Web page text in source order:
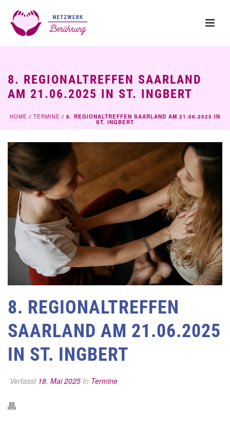
8. REGIONALTREFFEN SAARLAND
AM 21.06.2025 IN ST. INGBERT
HOME / TERMINE / 8. REGIONALTREFFEN SAARLAND AM 21.06.2025 IN
ST. INGBERT
8. REGIONALTREFFEN
SAARLAND AM 21.06.2025
IN ST. INGBERT
Verfasst 18. Mai 2025 In Termine